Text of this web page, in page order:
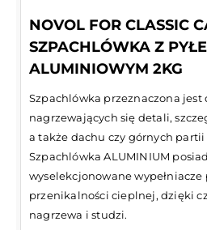
NOVOL FOR CLASSIC
SZPACHLÓWKA Z
ALUMINIOWYM 2KG
Szpachlówka przeznaczona
nagrzewających się detali,
a także dachu czy górnych partii
Szpachlówka ALUMINIUM
wyselekcjonowane
przenikalności cieplnej, dzięki
nagrzewa i studzi.